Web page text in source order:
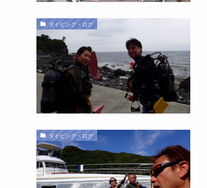
ダイビング・ログ
ダイビング・ログ